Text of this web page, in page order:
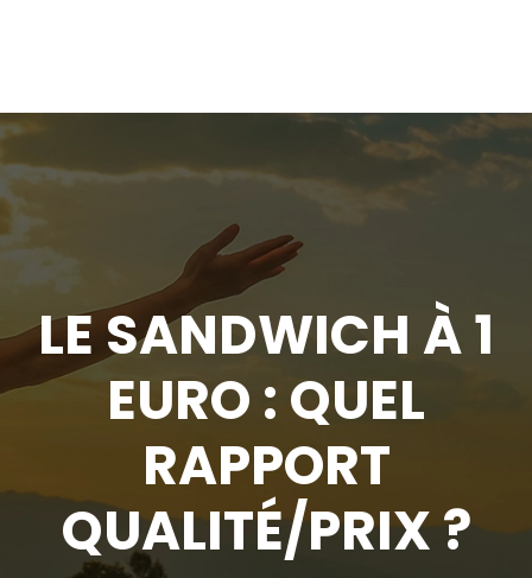
LE SANDWICH À 1
EURO : QUEL
RAPPORT
QUALITÉ/PRIX ?